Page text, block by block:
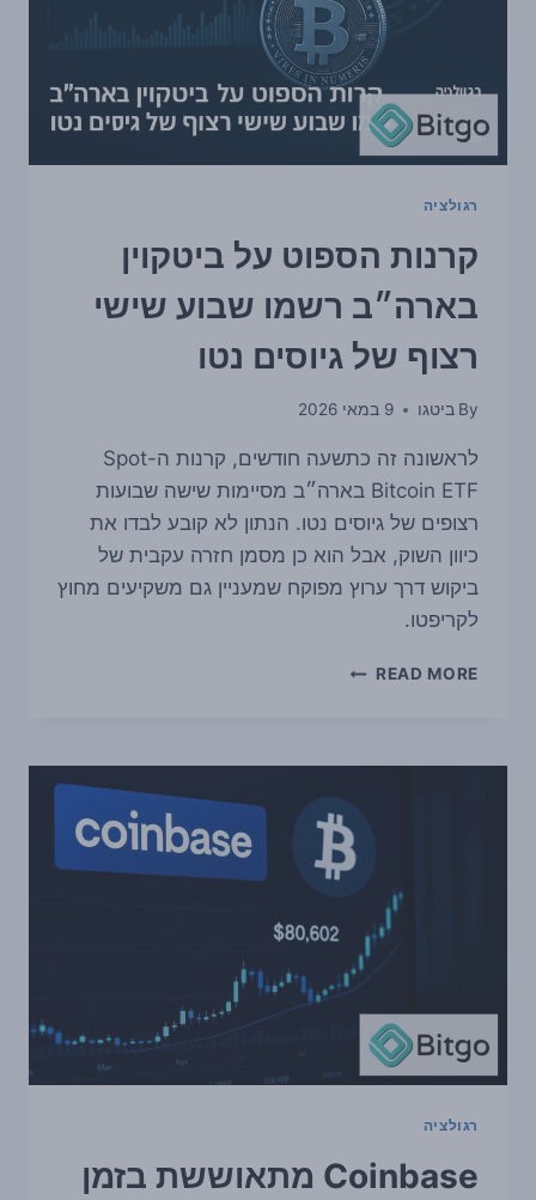
נטו
—
לראשונה
זה
תשעה
רגולציה
קרנות הספוט על ביטקוין
בארה״ב רשמו שבוע שישי
רצוף של גיוסים נטו
By ביטגו 9 במאי 2026
לראשונה זה כתשעה חודשים, קרנות ה-Spot
Bitcoin ETF בארה״ב מסיימות שישה שבועות
רצופים של גיוסים נטו. הנתון לא קובע לבדו את
כיוון השוק, אבל הוא כן מסמן חזרה עקבית של
ביקוש דרך ערוץ מפוקח שמעניין גם משקיעים מחוץ
לקריפטו.
READ MORE קרנות
בארה״ב
שבוע
שישי
רצוף
נטו
רגולציה
Coinbase מתאוששת בזמן